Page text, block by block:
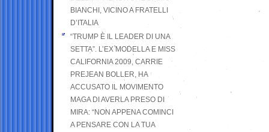
BIANCHI, VICINO A FRATELLI
D’ITALIA
“TRUMP È IL LEADER DI UNA
SETTA”. L’EX MODELLA E MISS
CALIFORNIA 2009, CARRIE
PREJEAN BOLLER, HA
ACCUSATO IL MOVIMENTO
MAGA DI AVERLA PRESO DI
MIRA: “NON APPENA COMINCI
A PENSARE CON LA TUA